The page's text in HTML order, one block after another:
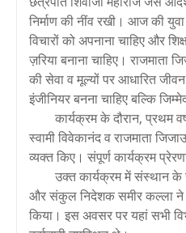
निर्माण की नींव रखी। आज की
विचारों को अपनाना चाहिए और
ज़रिया बनाना चाहिए।
की सेवा व मूल्यों पर आधारित
इंजीनियर बनना चाहिए बल्कि
कार्यक्रम के दौरान, प्रथम
स्वामी विवेकानंद व राजमाता
व्यक्त किए। संपूर्ण कार्यक्रम
उक्त कार्यक्रम में संस्थान के
और संकुल निदेशक समीर कल्ला ने
किया। इस अवसर पर यहां सभी